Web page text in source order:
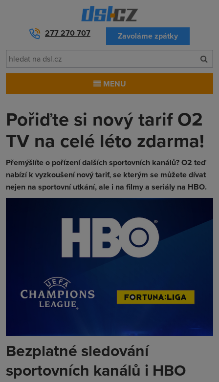
277 270 707 Zavoláme zpátky
MENU
Pořiďte si nový tarif O2
TV na celé léto zdarma!
Přemýšlíte o pořízení dalších sportovních kanálů? O2 teď
nabízí k vyzkoušení nový tarif, se kterým se můžete dívat
nejen na sportovní utkání, ale i na filmy a seriály na HBO.
Bezplatné sledování
sportovních kanálů i HBO